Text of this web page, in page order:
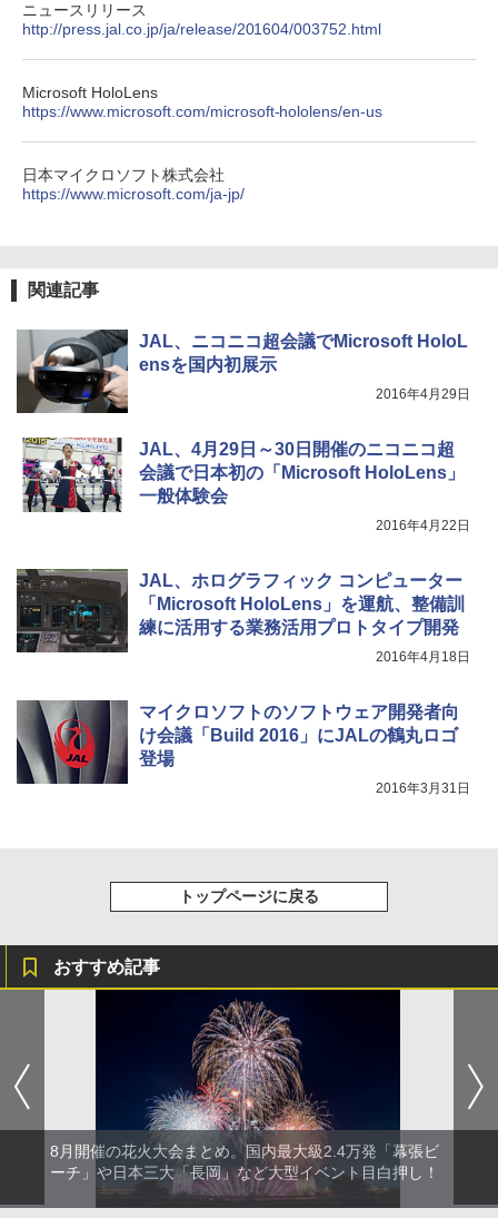
ニュースリリース
http://press.jal.co.jp/ja/release/201604/003752.html
Microsoft HoloLens
https://www.microsoft.com/microsoft-hololens/en-us
日本マイクロソフト株式会社
https://www.microsoft.com/ja-jp/
関連記事
JAL、ニコニコ超会議でMicrosoft HoloL
ensを国内初展示
2016年4月29日
JAL、4月29日～30日開催のニコニコ超
会議で日本初の「Microsoft HoloLens」
一般体験会
2016年4月22日
JAL、ホログラフィック コンピューター
「Microsoft HoloLens」を運航、整備訓
練に活用する業務活用プロトタイプ開発
2016年4月18日
マイクロソフトのソフトウェア開発者向
け会議「Build 2016」にJALの鶴丸ロゴ
登場
2016年3月31日
トップページに戻る
おすすめ記事
8月開催の花火大会まとめ。国内最大級2.4万発「幕張ビ
ーチ」や日本三大「長岡」など大型イベント目白押し！